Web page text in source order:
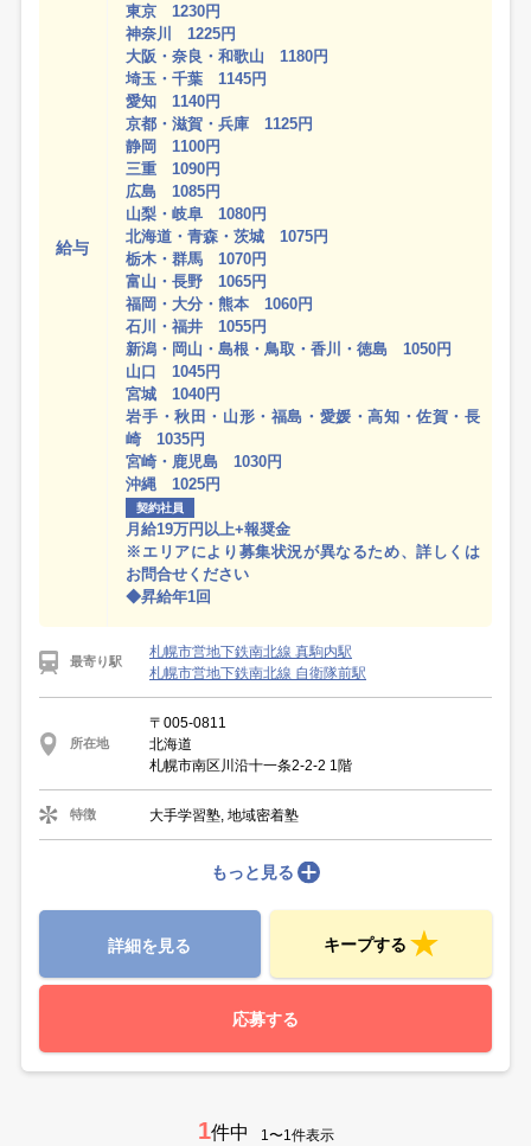
給与
東京 1230円
神奈川 1225円
大阪・奈良・和歌山 1180円
埼玉・千葉 1145円
愛知 1140円
京都・滋賀・兵庫 1125円
静岡 1100円
三重 1090円
広島 1085円
山梨・岐阜 1080円
北海道・青森・茨城 1075円
栃木・群馬 1070円
富山・長野 1065円
福岡・大分・熊本 1060円
石川・福井 1055円
新潟・岡山・島根・鳥取・香川・徳島 1050円
山口 1045円
宮城 1040円
岩手・秋田・山形・福島・愛媛・高知・佐賀・長
崎 1035円
宮崎・鹿児島 1030円
沖縄 1025円
契約社員
月給19万円以上+報奨金
※エリアにより募集状況が異なるため、詳しくは
お問合せください
◆昇給年1回
最寄り駅
札幌市営地下鉄南北線 真駒内駅
札幌市営地下鉄南北線 自衛隊前駅
所在地
〒005-0811
北海道
札幌市南区川沿十一条2-2-2 1階
特徴 大手学習塾, 地域密着塾
もっと見る
詳細を見る キープする
応募する
1件中 1〜1件表示